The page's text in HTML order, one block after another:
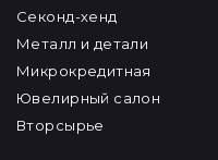
Секонд-хенд
Металл и детали
Микрокредитная
Ювелирный салон
Вторсырье